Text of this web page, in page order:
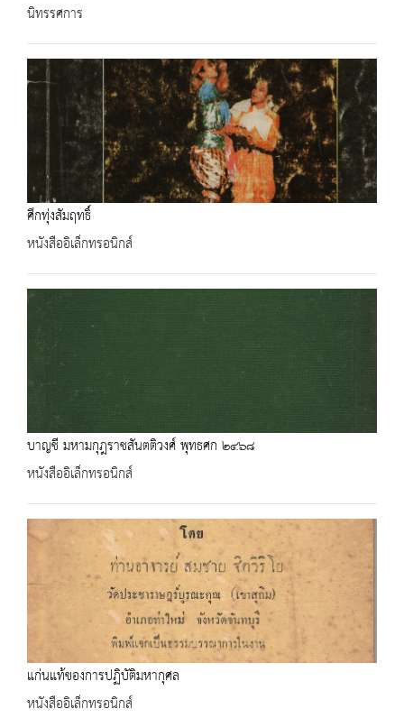
นิทรรศการ
ศึกทุ่งสัมฤทธิ์
หนังสืออิเล็กทรอนิกส์
บาญชี มหามกุฎราชสันตติวงศ์ พุทธศก ๒๔๖๘
หนังสืออิเล็กทรอนิกส์
แก่นแท้ของการปฏิบัติมหากุศล
หนังสืออิเล็กทรอนิกส์